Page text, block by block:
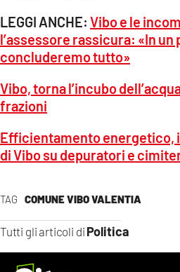
TAG COMUNE VIBO VALENTIA
Tutti gli articoli di Politica
LEGGI ANCHE: Vibo e le
l’assessore rassicura: «In un
concluderemo tutto»
Vibo, torna l’incubo
frazioni
Efficientamento energetico,
di Vibo su depuratori e